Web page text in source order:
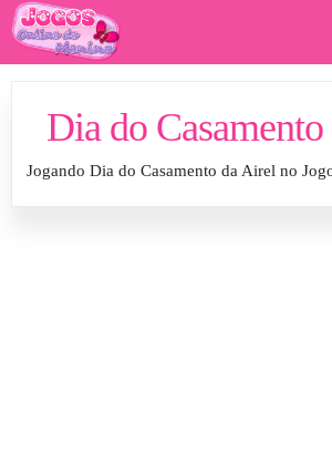
Dia do
Jogando Dia do Casamento da Airel no